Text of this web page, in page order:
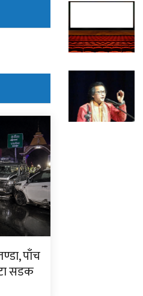
पाँच
सडक